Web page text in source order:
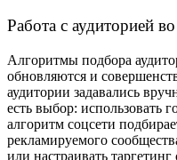
Работа с аудиторией
Алгоритмы подбора
обновляются и
аудитории задавались
есть выбор: использовать
алгоритм соцсети
рекламируемого
или настраивать таргетинг